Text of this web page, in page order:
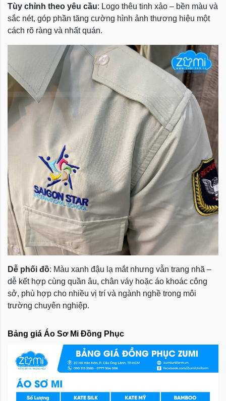
Tùy chỉnh theo yêu cầu: Logo thêu tinh xảo – bền màu và
sắc nét, góp phần tăng cường hình ảnh thương hiệu một
cách rõ ràng và nhất quán.
Dễ phối đồ: Màu xanh đậu lạ mắt nhưng vẫn trang nhã –
dễ kết hợp cùng quần âu, chân váy hoặc áo khoác công
sở, phù hợp cho nhiều vị trí và ngành nghề trong môi
trường chuyên nghiệp.
Bảng giá Áo Sơ Mi Đồng Phục